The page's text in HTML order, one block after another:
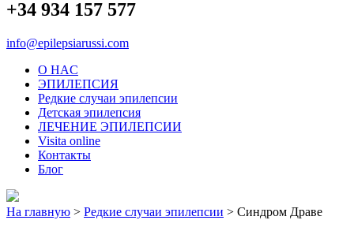
+34 934 157 577
info@epilepsiarussi.com
O HAC
ЭПИЛЕПСИЯ
Редкие случаи эпилепсии
Детская эпилепсия
ЛЕЧЕНИЕ ЭПИЛЕПСИИ
Visita online
Контакты
Блог
На главную > Редкие случаи эпилепсии > Синдром Драве